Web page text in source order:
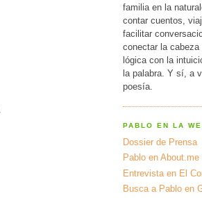
familia en la
contar cuentos,
facilitar
conectar la
lógica con la
la palabra. Y sí, a
poesía.
PABLO EN LA
Dossier de Prensa
Pablo en About.me
Entrevista en El
Busca a Pablo en